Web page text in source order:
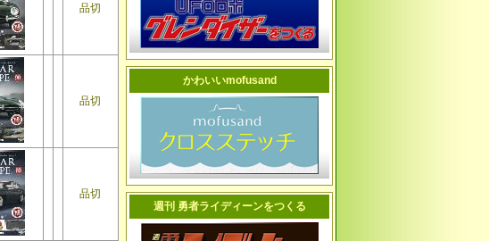
品切
品切
品切
かわいいmofusand
週刊 勇者ライディーンをつくる